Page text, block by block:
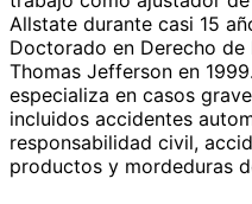
Allstate durante casi 15
Doctorado en Derecho
Thomas Jefferson en
especializa en casos
incluidos accidentes
responsabilidad civil,
productos y mordeduras